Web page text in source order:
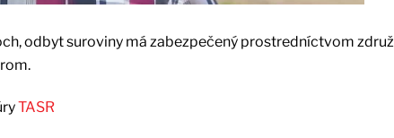
odbyt suroviny má zabezpečený prostredníctvom
TASR